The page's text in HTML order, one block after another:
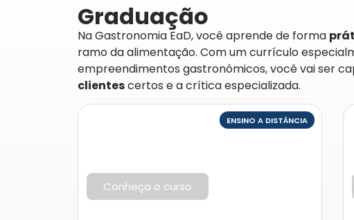
Graduação
Na Gastronomia EaD, você aprende de forma
ramo da alimentação. Com um currículo
empreendimentos gastronômicos, você vai ser
clientescertos e a crítica especializada.
Conheça o curso
ENSINO A DISTÂNCIA